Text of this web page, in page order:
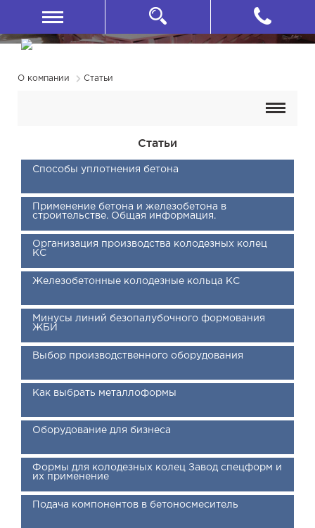
О компании Статьи
Статьи
Способы уплотнения бетона
Применение бетона и железобетона в
строительстве. Общая информация.
Организация производства колодезных колец
КС
Железобетонные колодезные кольца КС
Минусы линий безопалубочного формования
ЖБИ
Выбор производственного оборудования
Как выбрать металлоформы
Оборудование для бизнеса
Формы для колодезных колец Завод спецформ и
их применение
Подача компонентов в бетоносмеситель